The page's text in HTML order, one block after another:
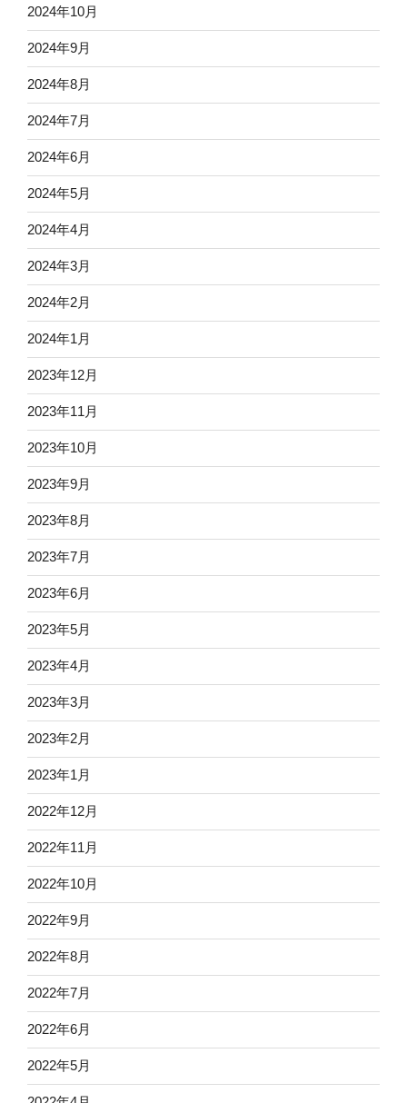
2024年10月
2024年9月
2024年8月
2024年7月
2024年6月
2024年5月
2024年4月
2024年3月
2024年2月
2024年1月
2023年12月
2023年11月
2023年10月
2023年9月
2023年8月
2023年7月
2023年6月
2023年5月
2023年4月
2023年3月
2023年2月
2023年1月
2022年12月
2022年11月
2022年10月
2022年9月
2022年8月
2022年7月
2022年6月
2022年5月